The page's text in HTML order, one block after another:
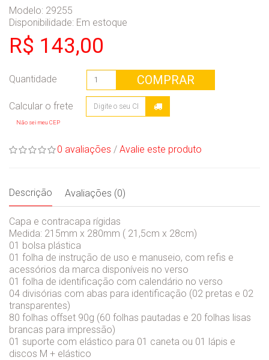
Modelo: 29255
Disponibilidade: Em estoque
R$ 143,00
Quantidade COMPRAR
Não sei meu CEP
0 avaliações / Avalie este produto
Descrição Avaliações (0)
Capa e contracapa rígidas
Medida: 215mm x 280mm ( 21,5cm x 28cm)
01 bolsa plástica
01 folha de instrução de uso e manuseio, com refis e
acessórios da marca disponíveis no verso
01 folha de identificação com calendário no verso
04 divisórias com abas para identificação (02 pretas e 02
transparentes)
80 folhas offset 90g (60 folhas pautadas e 20 folhas lisas
brancas para impressão)
01 suporte com elástico para 01 caneta ou 01 lápis e
discos M + elástico